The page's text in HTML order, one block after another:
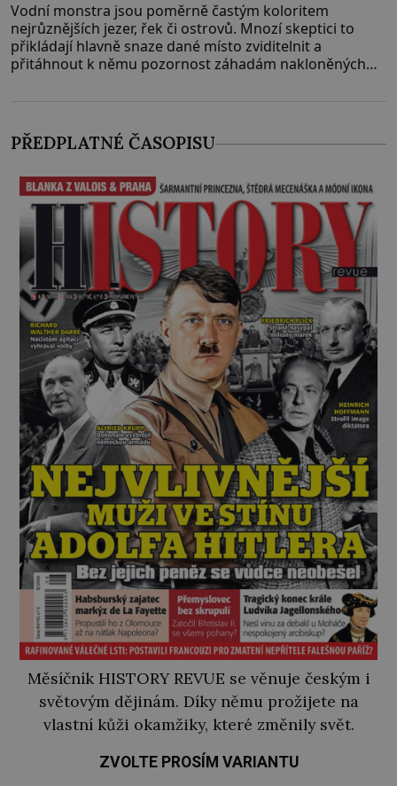
Vodní monstra jsou poměrně častým koloritem
nejrůznějších jezer, řek či ostrovů. Mnozí skeptici to
přikládají hlavně snaze dané místo zviditelnit a
přitáhnout k němu pozornost záhadám nakloněných
PŘEDPLATNÉ ČASOPISU
Měsíčník HISTORY REVUE se věnuje českým i
světovým dějinám. Díky němu prožijete na
vlastní kůži okamžiky, které změnily svět.
ZVOLTE PROSÍM VARIANTU